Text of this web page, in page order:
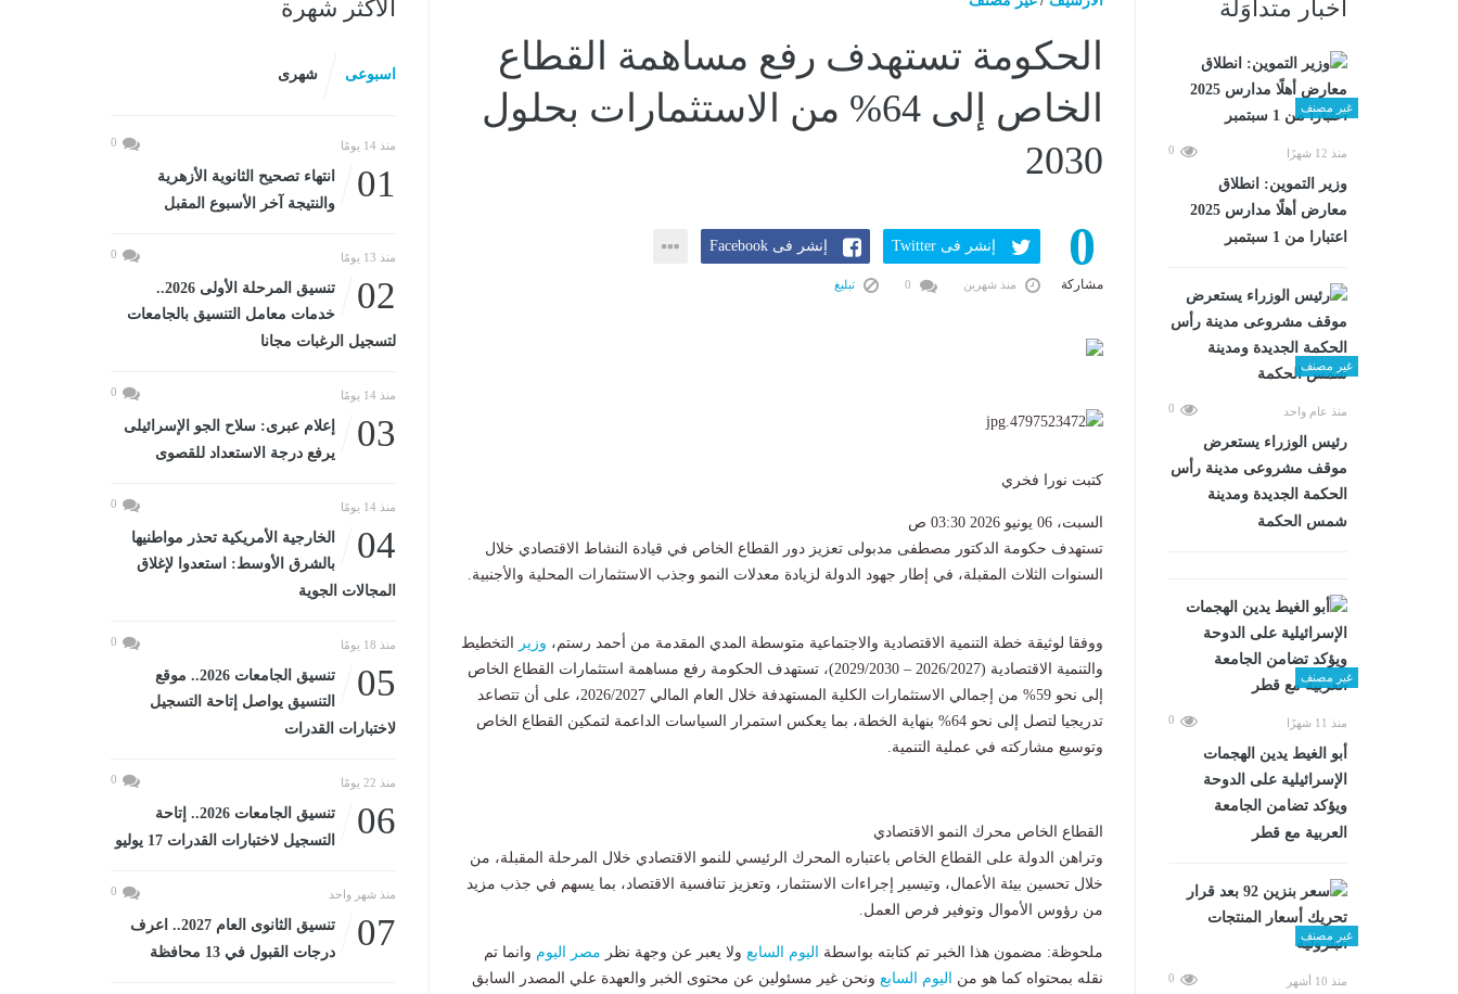
أخبار متداوَلة
غير مصنف
منذ 12 شهرًا 0
وزير التموين: انطلاق
معارض أهلًا مدارس 2025
اعتبارا من 1 سبتمبر
غير مصنف
منذ عام واحد 0
رئيس الوزراء يستعرض
موقف مشروعى مدينة رأس
الحكمة الجديدة ومدينة
شمس الحكمة
غير مصنف
منذ 11 شهرًا 0
أبو الغيط يدين الهجمات
الإسرائيلية على الدوحة
ويؤكد تضامن الجامعة
العربية مع قطر
غير مصنف
منذ 10 أشهر 0
الحكومة تستهدف رفع مساهمة القطاع
الخاص إلى 64% من الاستثمارات بحلول
2030
0
مشاركة
إنشر فى Twitter إنشر فى Facebook
منذ شهرين تبليغ
كتبت نورا فخري
السبت، 06 يونيو 2026 03:30 ص
تستهدف حكومة الدكتور مصطفى مدبولى تعزيز دور القطاع الخاص في قيادة النشاط الاقتصادي خلال
السنوات الثلاث المقبلة، في إطار جهود الدولة لزيادة معدلات النمو وجذب الاستثمارات المحلية والأجنبية.
ووفقا لوثيقة خطة التنمية الاقتصادية والاجتماعية متوسطة المدي المقدمة من أحمد رستم، وزير
التخطيط
والتنمية الاقتصادية (2026/2027 – 2029/2030)، تستهدف الحكومة رفع مساهمة استثمارات القطاع الخاص
إلى نحو 59% من إجمالي الاستثمارات الكلية المستهدفة خلال العام المالي 2026/2027، على أن تتصاعد
تدريجيا لتصل إلى نحو 64% بنهاية الخطة، بما يعكس استمرار السياسات الداعمة لتمكين القطاع الخاص
وتوسيع مشاركته في عملية التنمية.
القطاع الخاص محرك النمو الاقتصادي
وتراهن الدولة على القطاع الخاص باعتباره المحرك الرئيسي للنمو الاقتصادي خلال المرحلة المقبلة، من
خلال تحسين بيئة الأعمال، وتيسير إجراءات الاستثمار، وتعزيز تنافسية الاقتصاد، بما يسهم في جذب مزيد
من رؤوس الأموال وتوفير فرص العمل.
ملحوظة: مضمون هذا الخبر تم كتابته بواسطة اليوم السابع ولا يعبر عن وجهة نظر مصر اليوم وانما تم
نقله بمحتواه كما هو من
اليوم السابع ونحن غير مسئولين عن محتوى الخبر والعهدة علي المصدر السابق
الأكثر شهرة
اسبوعى شهرى
منذ 14 يومًا 0
01
انتهاء تصحيح الثانوية الأزهرية
والنتيجة آخر الأسبوع المقبل
منذ 13 يومًا 0
02
تنسيق المرحلة الأولى 2026..
خدمات معامل التنسيق بالجامعات
لتسجيل الرغبات مجانا
منذ 14 يومًا 0
03
إعلام عبرى: سلاح الجو الإسرائيلى
يرفع درجة الاستعداد للقصوى
منذ 14 يومًا 0
04
الخارجية الأمريكية تحذر مواطنيها
بالشرق الأوسط: استعدوا لإغلاق
المجالات الجوية
منذ 18 يومًا 0
05
تنسيق الجامعات 2026.. موقع
التنسيق يواصل إتاحة التسجيل
لاختبارات القدرات
منذ 22 يومًا 0
06
تنسيق الجامعات 2026.. إتاحة
التسجيل لاختبارات القدرات 17 يوليو
منذ شهر واحد 0
07
تنسيق الثانوى العام 2027.. اعرف
درجات القبول في 13 محافظة